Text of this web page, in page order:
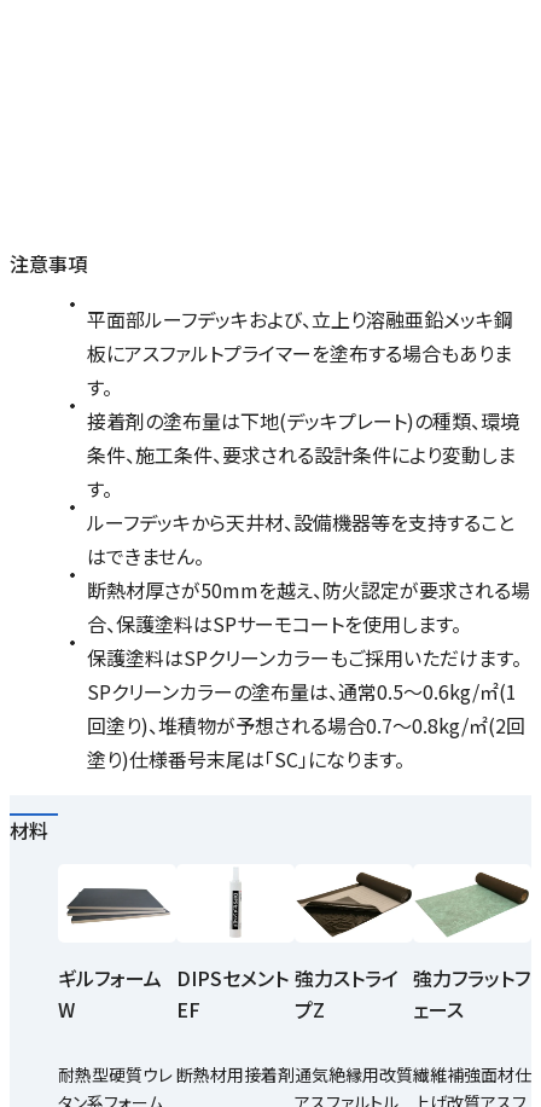
注意事項
平面部ルーフデッキおよび、立上り溶融亜鉛メッキ鋼
板にアスファルトプライマーを塗布する場合もありま
す。
接着剤の塗布量は下地(デッキプレート)の種類、環境
条件、施工条件、要求される設計条件により変動しま
す。
ルーフデッキから天井材、設備機器等を支持すること
はできません。
断熱材厚さが50mmを越え、防火認定が要求される場
合、保護塗料はSPサーモコートを使用します。
保護塗料はSPクリーンカラーもご採用いただけます。
SPクリーンカラーの塗布量は、通常0.5～0.6kg/㎡(1
回塗り)、堆積物が予想される場合0.7～0.8kg/㎡(2回
塗り)仕様番号末尾は「SC」になります。
材料
ギルフォーム
W
耐熱型硬質ウレ
DIPSセメント
EF
断熱材用接着剤
強力ストライ
プZ
通気絶縁用改質
強力フラットフ
ェース
繊維補強面材仕